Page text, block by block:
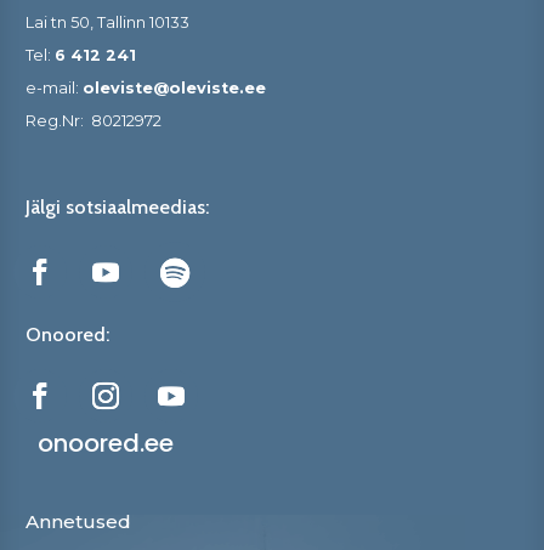
Lai tn 50, Tallinn 10133
Tel: 6 412 241
e-mail: oleviste@oleviste.ee
Reg.Nr: 80212972
Jälgi sotsiaalmeedias:
Onoored:
onoored.ee
Annetused